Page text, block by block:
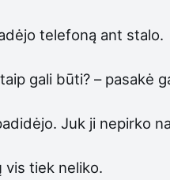
telefoną ant stalo.
gali būti? – pasakė
Juk ji nepirko
vis tiek neliko.